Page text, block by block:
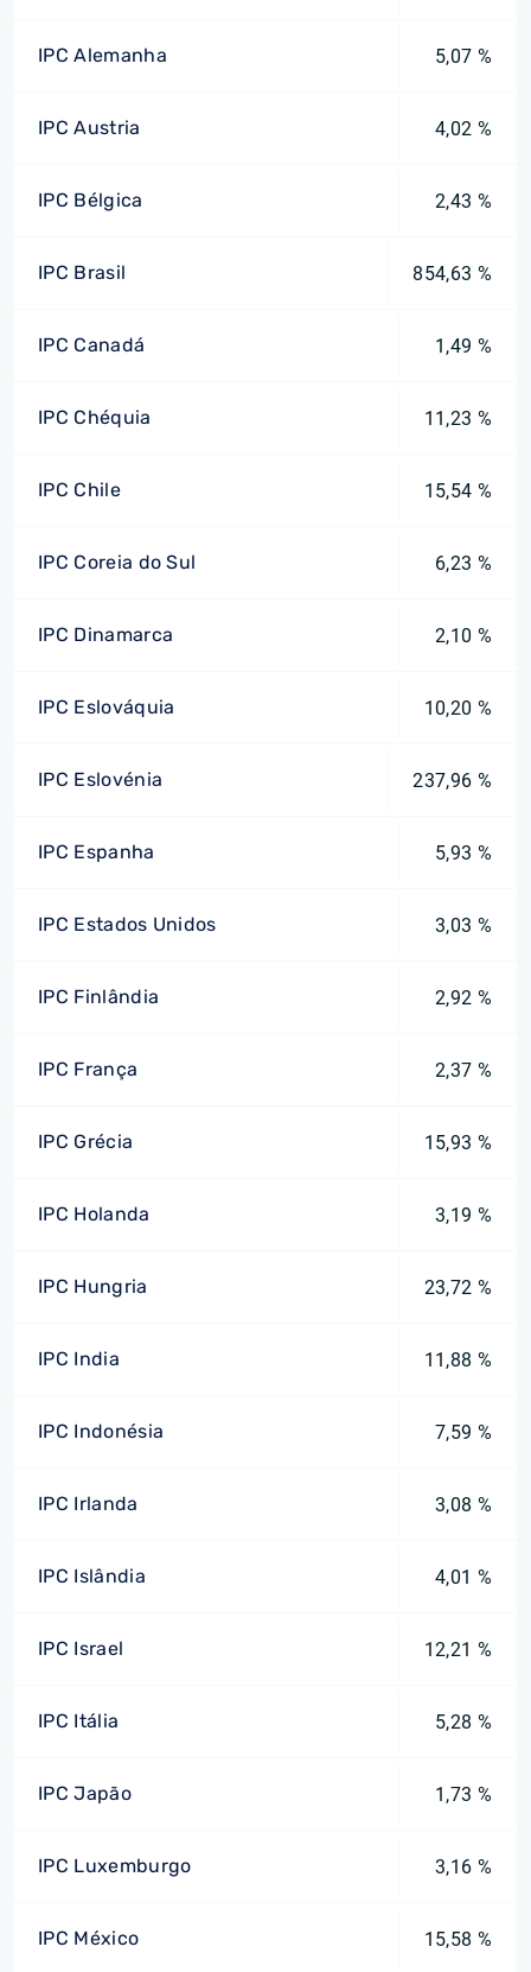
IPC Alemanha 5,07 %
IPC Austria 4,02 %
IPC Bélgica 2,43 %
IPC Brasil 854,63 %
IPC Canadá 1,49 %
IPC Chéquia 11,23 %
IPC Chile 15,54 %
IPC Coreia do Sul 6,23 %
IPC Dinamarca 2,10 %
IPC Eslováquia 10,20 %
IPC Eslovénia 237,96 %
IPC Espanha 5,93 %
IPC Estados Unidos 3,03 %
IPC Finlândia 2,92 %
IPC França 2,37 %
IPC Grécia 15,93 %
IPC Holanda 3,19 %
IPC Hungria 23,72 %
IPC India 11,88 %
IPC Indonésia 7,59 %
IPC Irlanda 3,08 %
IPC Islândia 4,01 %
IPC Israel 12,21 %
IPC Itália 5,28 %
IPC Japão 1,73 %
IPC Luxemburgo 3,16 %
IPC México 15,58 %